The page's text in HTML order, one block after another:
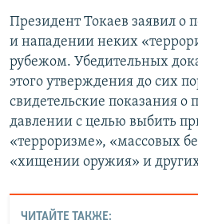
Президент Токаев заявил о
и нападении неких
рубежом. Убедительных
этого утверждения до сих
свидетельские показания о
давлении с целью выбить
«терроризме», «массовых
«хищении оружия» и
ЧИТАЙТЕ ТАКЖЕ: